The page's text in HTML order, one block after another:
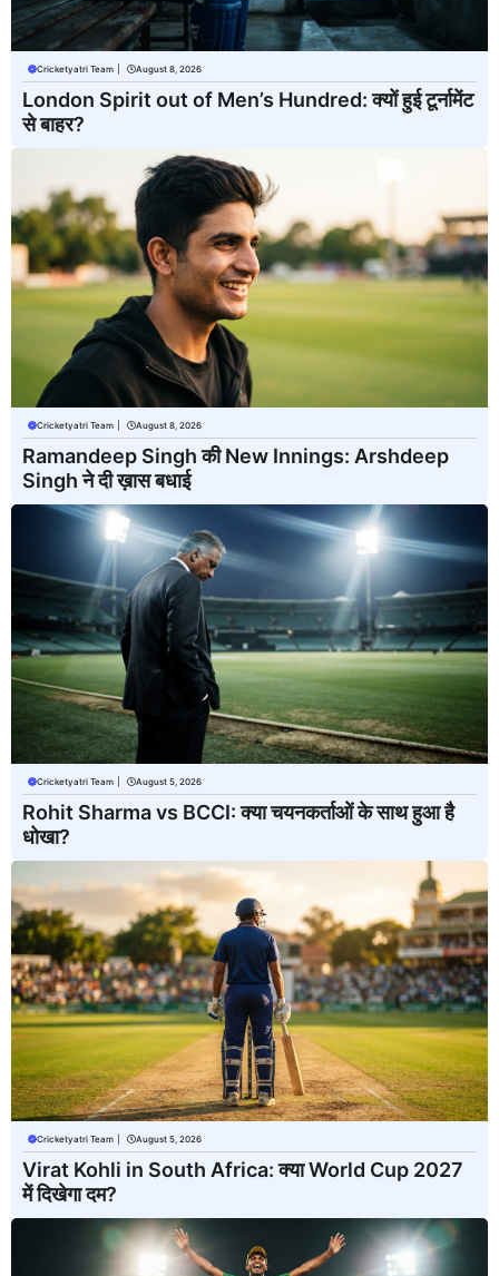
Cricketyatri Team August 8, 2026
London Spirit out of Men’s Hundred: क्यों हुई टूर्नामेंट
से बाहर?
Cricketyatri Team August 8, 2026
Ramandeep Singh की New Innings: Arshdeep
Singh ने दी ख़ास बधाई
Cricketyatri Team August 5, 2026
Rohit Sharma vs BCCI: क्या चयनकर्ताओं के साथ हुआ है
धोखा?
Cricketyatri Team August 5, 2026
Virat Kohli in South Africa: क्या World Cup 2027
में दिखेगा दम?